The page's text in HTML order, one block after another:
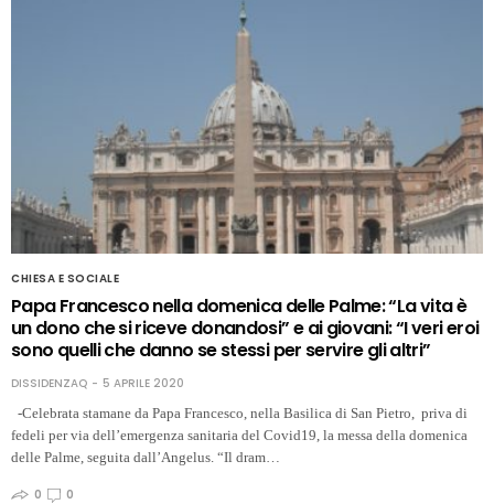
CHIESA E SOCIALE
Papa Francesco nella domenica delle Palme: “La vita è
un dono che si riceve donandosi” e ai giovani: “I veri eroi
sono quelli che danno se stessi per servire gli altri”
DISSIDENZAQ
5 APRILE 2020
-Celebrata stamane da Papa Francesco, nella Basilica di San Pietro, priva di
fedeli per via dell’emergenza sanitaria del Covid19, la messa della domenica
delle Palme, seguita dall’Angelus. “Il dram…
0 0